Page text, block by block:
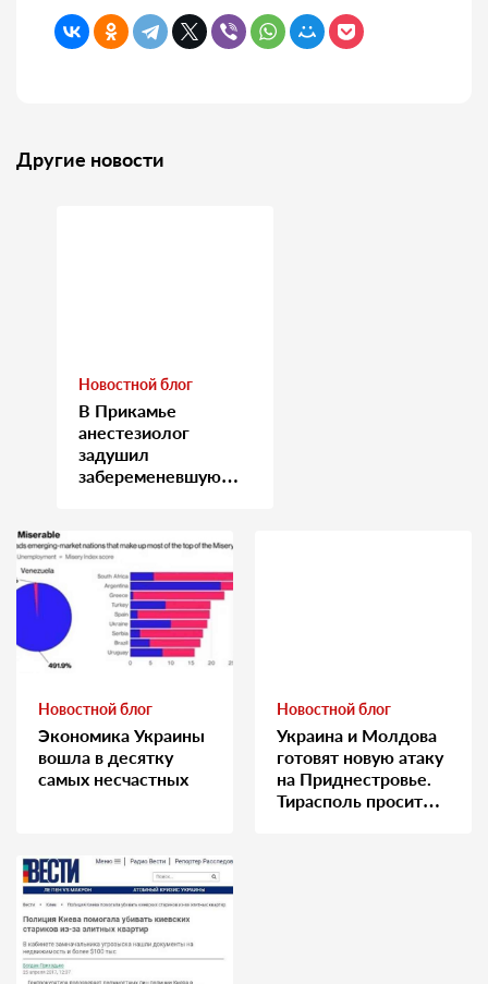
Другие новости
Новостной блог
В Прикамье
анестезиолог
задушил
забеременевшую
Новостной блог
Экономика Украины
вошла в десятку
самых несчастных
Новостной блог
Украина и Молдова
готовят новую атаку
на Приднестровье.
Тирасполь просит